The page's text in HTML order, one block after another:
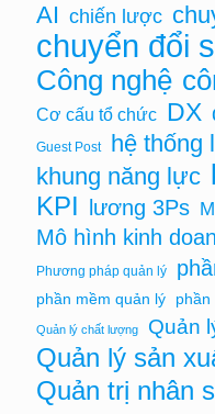
AI chiến lược
chuyển đổi
Công nghệ
Cơ cấu tổ chức DX
Guest Post hệ thống
khung năng lực
KPI lương 3Ps
Mô hình kinh
Phương pháp quản lý
phần mềm quản lý phần
Quản lý chất lượng Quản
Quản lý sản
Quản trị nhân